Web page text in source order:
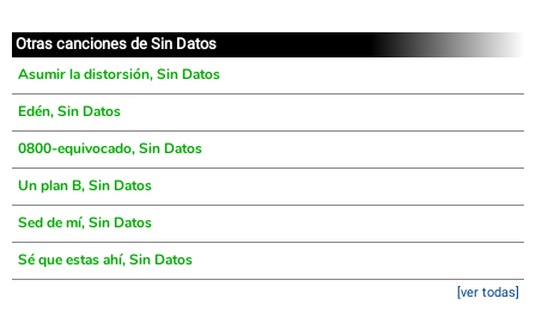
Otras canciones de Sin Datos
Asumir la distorsión, Sin Datos
Edén, Sin Datos
0800-equivocado, Sin Datos
Un plan B, Sin Datos
Sed de mí, Sin Datos
Sé que estas ahí, Sin Datos
[ver todas]